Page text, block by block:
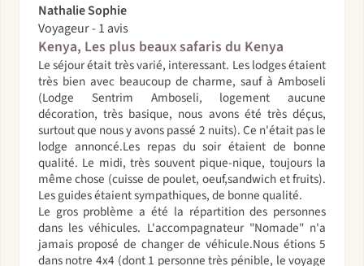
Nathalie Sophie
Voyageur - 1 avis
Kenya, Les plus beaux safaris du Kenya
Le séjour était très varié, interessant. Les lodges étaient
très bien avec beaucoup de charme, sauf à Amboseli
(Lodge Sentrim Amboseli, logement aucune
décoration, très basique, nous avons été très déçus,
surtout que nous y avons passé 2 nuits). Ce n'était pas le
lodge annoncé.Les repas du soir étaient de bonne
qualité. Le midi, très souvent pique-nique, toujours la
même chose (cuisse de poulet, oeuf,sandwich et fruits).
Les guides étaient sympathiques, de bonne qualité.
Le gros problème a été la répartition des personnes
dans les véhicules. L'accompagnateur "Nomade" n'a
jamais proposé de changer de véhicule.Nous étions 5
dans notre 4x4 (dont 1 personne très pénible, le voyage